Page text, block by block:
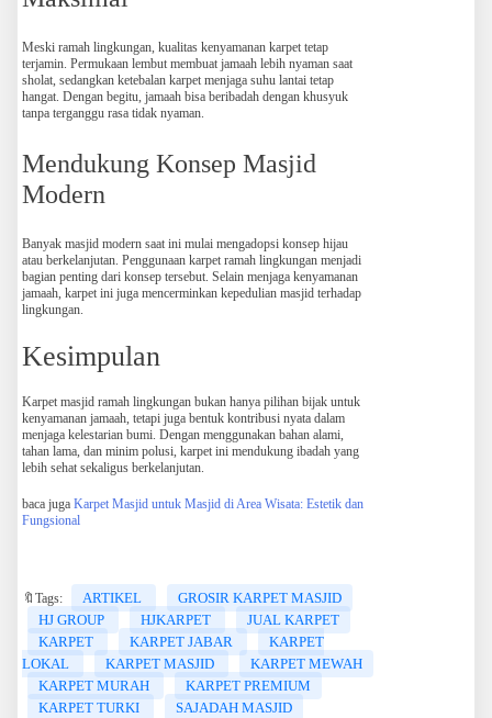
Meski ramah lingkungan, kualitas kenyamanan karpet tetap
terjamin. Permukaan lembut membuat jamaah lebih nyaman saat
sholat, sedangkan ketebalan karpet menjaga suhu lantai tetap
hangat. Dengan begitu, jamaah bisa beribadah dengan khusyuk
tanpa terganggu rasa tidak nyaman.
Mendukung Konsep Masjid
Modern
Banyak masjid modern saat ini mulai mengadopsi konsep hijau
atau berkelanjutan. Penggunaan karpet ramah lingkungan menjadi
bagian penting dari konsep tersebut. Selain menjaga kenyamanan
jamaah, karpet ini juga mencerminkan kepedulian masjid terhadap
lingkungan.
Kesimpulan
Karpet masjid ramah lingkungan bukan hanya pilihan bijak untuk
kenyamanan jamaah, tetapi juga bentuk kontribusi nyata dalam
menjaga kelestarian bumi. Dengan menggunakan bahan alami,
tahan lama, dan minim polusi, karpet ini mendukung ibadah yang
lebih sehat sekaligus berkelanjutan.
baca juga Karpet Masjid untuk Masjid di Area Wisata: Estetik dan
Fungsional
🔖Tags: ARTIKEL
GROSIR KARPET MASJID
HJ GROUP
HJKARPET
JUAL KARPET
KARPET
KARPET JABAR
KARPET
LOKAL
KARPET MASJID
KARPET MEWAH
KARPET MURAH
KARPET PREMIUM
KARPET TURKI
SAJADAH MASJID